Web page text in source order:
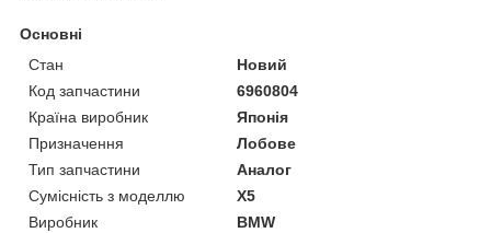
Основні
Стан
Новий
Код запчастини
6960804
Країна виробник
Японія
Призначення
Лобове
Тип запчастини
Аналог
Сумісність з моделлю
X5
Виробник
BMW